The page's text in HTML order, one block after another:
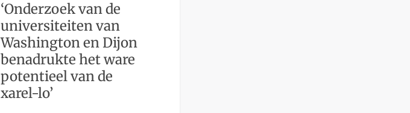
‘Onderzoek van de
universiteiten van
Washington en Dijon
benadrukte het ware
potentieel van de
xarel-lo’